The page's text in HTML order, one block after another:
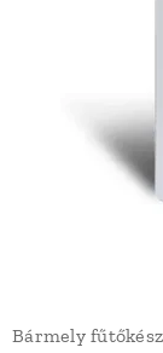
Bármely